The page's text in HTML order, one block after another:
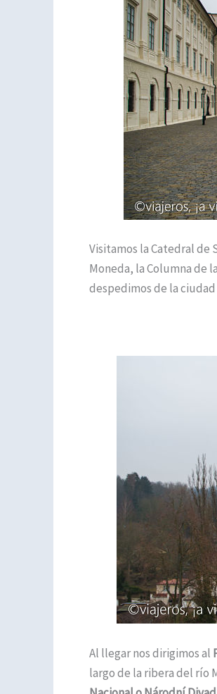
Visitamos la Catedral de
Moneda, la Columna de
despedimos de la
Al llegar nos dirigimos al
largo de la ribera del río